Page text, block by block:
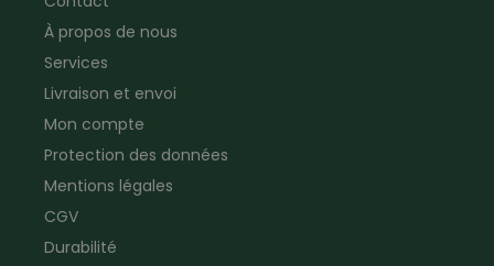
Vêtements de signalisation
Jardinage
Plombier
Electricien
Vêtements d'entreprise
À propos de nous
Services
Livraison et envoi
Mon compte
Protection des données
Mentions légales
CGV
Durabilité